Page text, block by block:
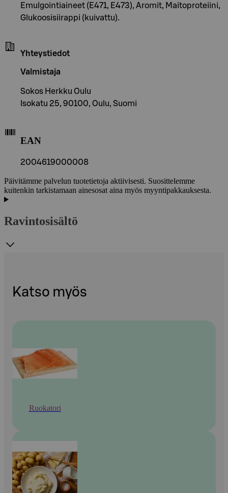
Emulgointiaineet (E471, E473), Aromit, Maitoproteiini,
Glukoosisiirappi (kuivattu).
Yhteystiedot
Valmistaja
Sokos Herkku Oulu
Isokatu 25, 90100, Oulu, Suomi
EAN
2004619000008
Päivitämme palvelun tuotetietoja aktiivisesti. Suosittelemme
kuitenkin tarkistamaan ainesosat aina myös myyntipakkauksesta.
Ravintosisältö
Katso myös
Ruokatori